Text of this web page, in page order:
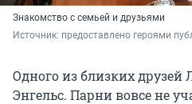
Знакомство с семьей и друзьями
Источник: предоставлено героями
Одного из близких друзей
Энгельс. Парни вовсе не